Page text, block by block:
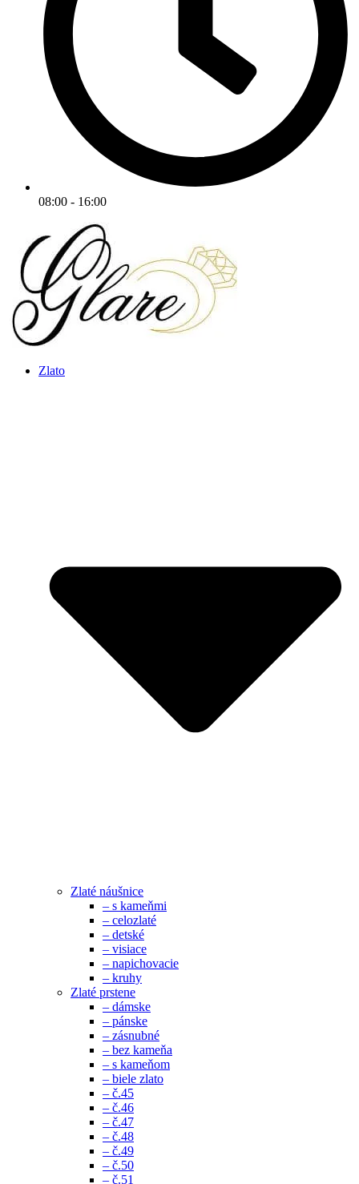
08:00 - 16:00
Zlato
Zlaté náušnice
– s kameňmi
– celozlaté
– detské
– visiace
– napichovacie
– kruhy
Zlaté prstene
– dámske
– pánske
– zásnubné
– bez kameňa
– s kameňom
– biele zlato
– č.45
– č.46
– č.47
– č.48
– č.49
– č.50
– č.51